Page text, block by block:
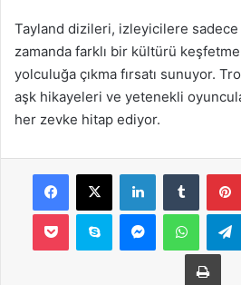
Tayland dizileri, izleyicilere sadece
zamanda farklı bir kültürü
yolculuğa çıkma fırsatı sunuyor.
aşk hikayeleri ve yetenekli
her zevke hitap ediyor.
Facebook
X LinkedInTumblr
Pocket Skype Messenger